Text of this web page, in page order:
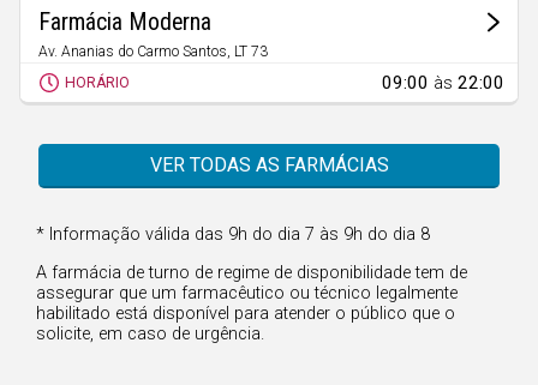
Évora
Faro
Portalegre
Porto
Santarém
Farmácia Moderna
Av. Ananias do Carmo Santos, LT 73
Tarouca
HORÁRIO 09:00 às22:00
VER TODAS AS FARMÁCIAS
* Informação válida das 9h do dia 7 às 9h do dia 8
A farmácia de turno de regime de disponibilidade tem de
assegurar que um farmacêutico ou técnico legalmente
habilitado está disponível para atender o público que o
solicite, em caso de urgência.